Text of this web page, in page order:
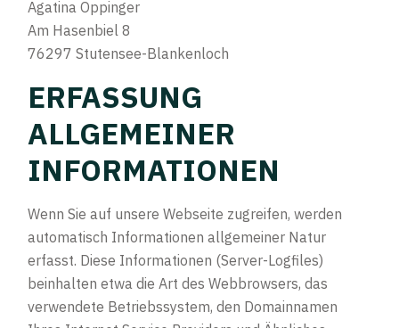
Agatina Oppinger
Am Hasenbiel 8
76297 Stutensee-Blankenloch
ERFASSUNG
ALLGEMEINER
INFORMATIONEN
Wenn Sie auf unsere Webseite zugreifen, werden
automatisch Informationen allgemeiner Natur
erfasst. Diese Informationen (Server-Logfiles)
beinhalten etwa die Art des Webbrowsers, das
verwendete Betriebssystem, den Domainnamen